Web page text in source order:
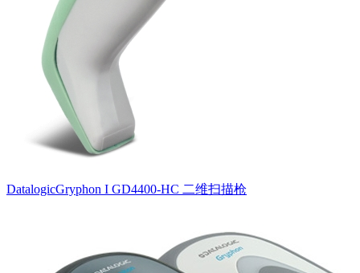
DatalogicGryphon I GD4400-HC 二维扫描枪